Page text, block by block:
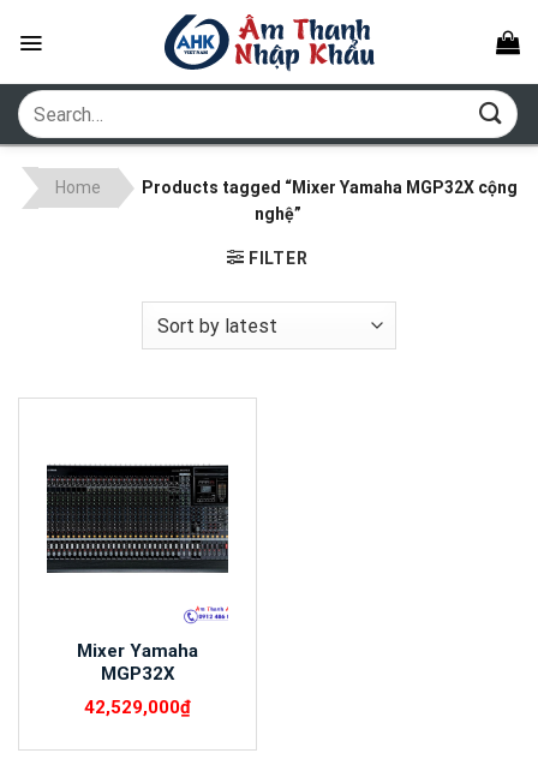
Search
for:
Home
Products tagged “Mixer Yamaha MGP32X cộng
nghệ”
FILTER
Mixer Yamaha
MGP32X
42,529,000₫